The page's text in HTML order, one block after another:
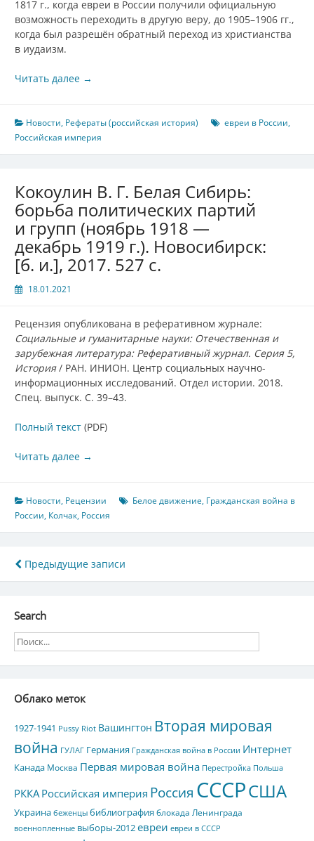
1817 г., когда евреи в России получили официальную
возможность переходить в другую веру, до 1905–1906 гг.,
когда был разрешён обратный переход из христианства
в иудаизм.
Читать далее →
Новости, Рефераты (российская история) евреи в России,
Российская империя
Кокоулин В. Г. Белая Сибирь:
борьба политических партий
и групп (ноябрь 1918 —
декабрь 1919 г.). Новосибирск:
[б. и.], 2017. 527 с.
18.01.2021
Рецензия опубликована в реферативном журнале:
Социальные и гуманитарные науки: Отечественная и
зарубежная литература: Реферативный журнал. Серия 5,
История/ РАН. ИНИОН. Центр социальных научно-
информационных исследований. Отдел истории. 2018.
Спец. выпуск. С. 39–43.
Полный текст (PDF)
Читать далее →
Новости, Рецензии Белое движение, Гражданская война в
России, Колчак, Россия
Навигация
по
записям
Предыдущие записи
Search
Облако меток
1927-1941 Pussy Riot Вашингтон Вторая мировая
война ГУЛАГ Германия Гражданская война в России Интернет
Канада Москва Первая мировая война Перестройка Польша
РККА Российская империя Россия СССРСША
Украина беженцы библиография блокада Ленинграда
военнопленные выборы-2012евреи евреи в СССР